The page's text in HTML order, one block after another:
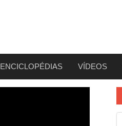
ENCICLOPÉDIAS VÍDEOS